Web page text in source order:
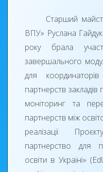
Старший
ВПУ» Руслана
року брала
завершального
для
партнерств
моніторинг та
партнерств між
реалізації
партнерство для
освіти в Україні»